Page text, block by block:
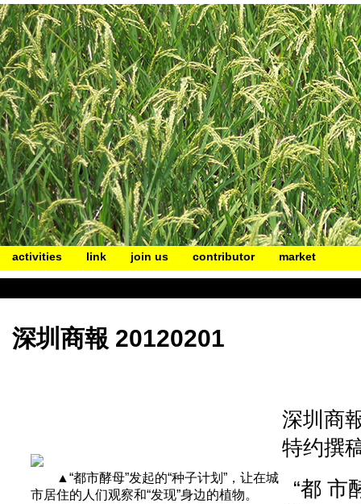
activities link join us contributor market
深圳商報 20120201
▲“都市酵母”发起的“种子计划”，让在城
市居住的人们观察和“发现”身边的植物。
深圳商
特约撰
“都 市